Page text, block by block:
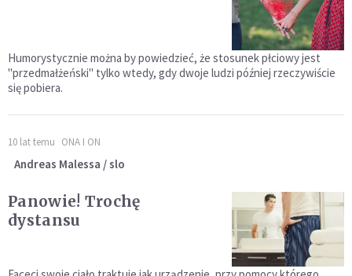
Humorystycznie można by powiedzieć, że stosunek płciowy jest
"przedmałżeński" tylko wtedy, gdy dwoje ludzi później rzeczywiście
się pobiera.
10 lat temu ONA I ON
Andreas Malessa / slo
Panowie! Trochę
dystansu